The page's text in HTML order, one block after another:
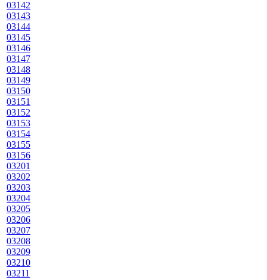
03142
03143
03144
03145
03146
03147
03148
03149
03150
03151
03152
03153
03154
03155
03156
03201
03202
03203
03204
03205
03206
03207
03208
03209
03210
03211